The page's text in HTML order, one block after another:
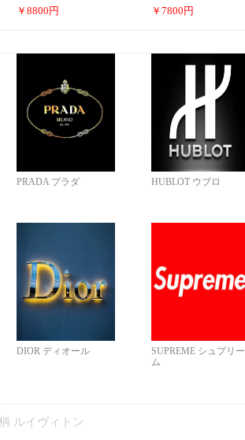
￥ 8800 円 ￥ 7800 円
PRADA プラダ HUBLOT ウブロ
DIOR ディオール
SUPREME シュプリー
ム
ルイヴィトン